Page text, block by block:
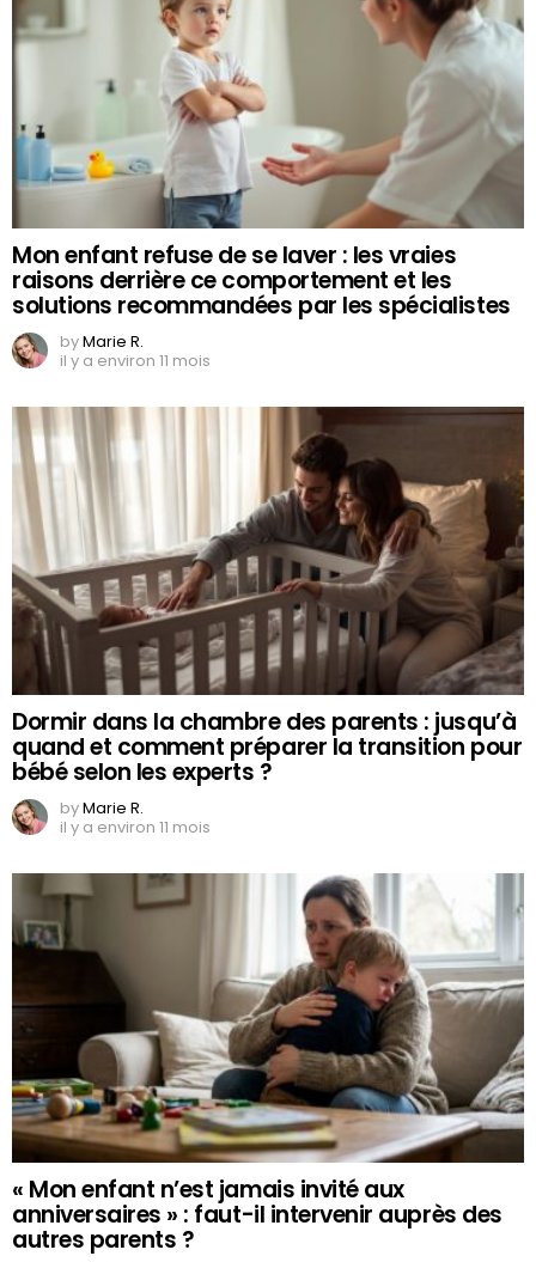
Mon enfant refuse de se laver : les vraies
raisons derrière ce comportement et les
solutions recommandées par les spécialistes
byMarie R.
il y a environ 11 mois
Dormir dans la chambre des parents : jusqu’à
quand et comment préparer la transition pour
bébé selon les experts ?
byMarie R.
il y a environ 11 mois
« Mon enfant n’est jamais invité aux
anniversaires » : faut-il intervenir auprès des
autres parents ?